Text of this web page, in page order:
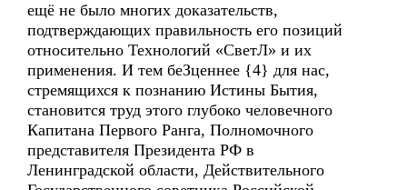
ещё не было многих доказательств,
подтверждающих правильность его позиций
относительно Технологий «СветЛ» и их
применения. И тем беЗценнее {4} для нас,
стремящихся к познанию Истины Бытия,
становится труд этого глубоко человечного
Капитана Первого Ранга, Полномочного
представителя Президента РФ в
Ленинградской области, Действительного